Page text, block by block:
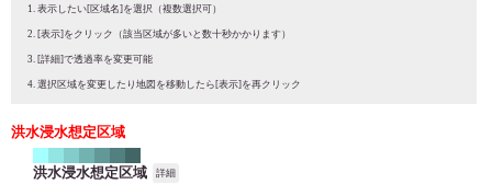
表示したい[区域名]を選択（複数選択可）
[表示]をクリック（該当区域が多いと数十秒かかります）
[詳細]で透過率を変更可能
選択区域を変更したり地図を移動したら[表示]を再クリック
洪水浸水想定区域
洪水浸水想定区域 詳細